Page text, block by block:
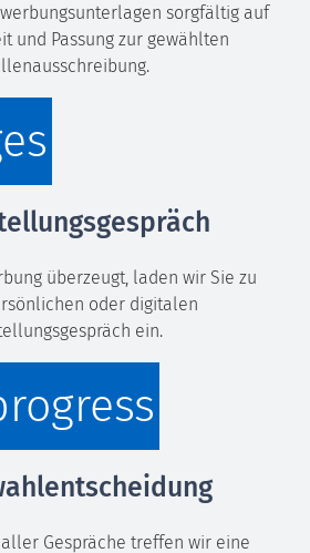
sorgfältig auf
und Passung zur gewählten
überzeugt, laden wir Sie zu
oder digitalen
ein.
Gespräche treffen wir eine